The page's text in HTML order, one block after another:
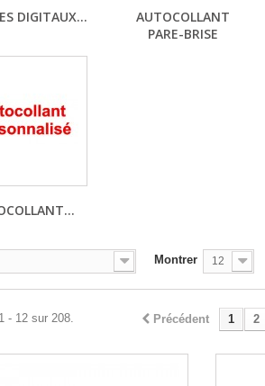
DIGITAUX...
AUTOCOLLANT
PARE-BRISE
Montrer 12
Précédent 1 2
- 12 sur 208.